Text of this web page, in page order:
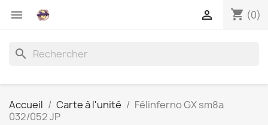
 shopping_cart (0)

search
Accueil Carte à l'unité
Félinferno GX sm8a
032/052 JP